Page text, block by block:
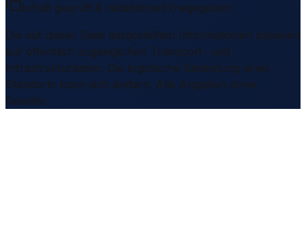
Inhalt geprüft & redaktionell freigegeben.
Die auf dieser Seite dargestellten Informationen basieren
auf öffentlich zugänglichen Transport- und
Infrastrukturdaten. Die logistische Bedeutung eines
Standorts kann sich ändern. Alle Angaben ohne
Gewähr.